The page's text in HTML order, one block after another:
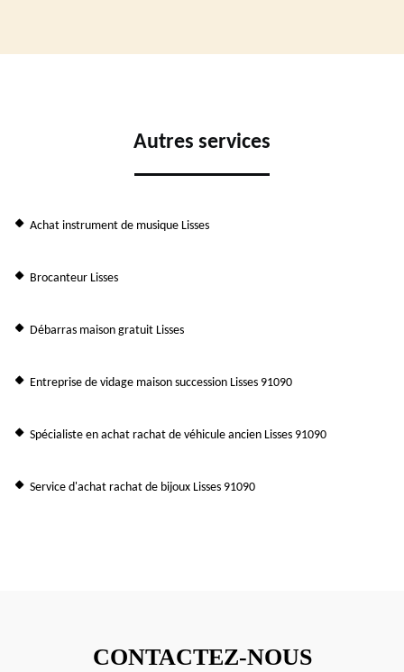
Autres services
Achat instrument de musique Lisses
Brocanteur Lisses
Débarras maison gratuit Lisses
Entreprise de vidage maison succession Lisses 91090
Spécialiste en achat rachat de véhicule ancien Lisses 91090
Service d'achat rachat de bijoux Lisses 91090
CONTACTEZ-NOUS